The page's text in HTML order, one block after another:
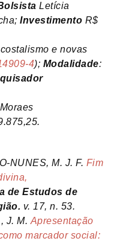
Letícia
Investimento R$
e novas
4); Modalidade:
NUNES, M. J. F. Fim
de Estudos de
v. 17, n. 53.
J. M. Apresentação
marcador social: